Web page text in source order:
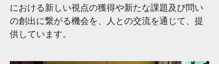
における新しい視点の獲得や新たな課題及び問い
の創出に繋がる機会を、人との交流を通じて、提
供しています。